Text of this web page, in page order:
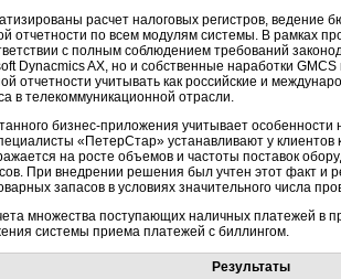
расчет налоговых регистров, ведение
отчетности по всем модулям системы. В рамках
с полным соблюдением требований
Dynacmics AX, но и собственные наработки
отчетности учитывать как российские и
в телекоммуникационной отрасли.
бизнес-приложения учитывает
«ПетерСтар» устанавливают у клиентов
на росте объемов и частоты поставок
При внедрении решения был учтен этот факт и
запасов в условиях значительного числа
множества поступающих наличных платежей в
системы приема платежей с биллингом.
Результаты